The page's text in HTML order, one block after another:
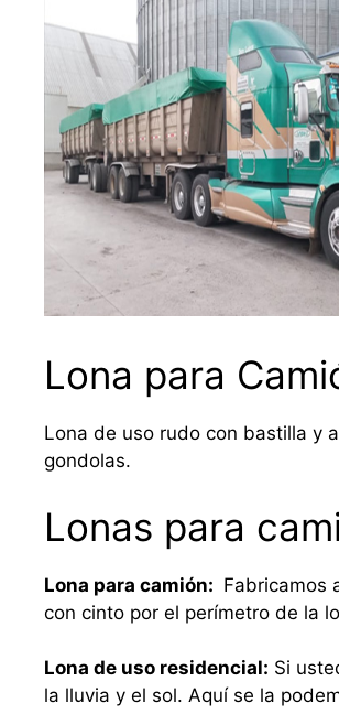
Lona para
Lona de uso rudo con bastilla y
gondolas.
Lonas para
Lona para camión: Fabricamos
con cinto por el perímetro de la
Lona de uso residencial: Si
la lluvia y el sol. Aquí se la